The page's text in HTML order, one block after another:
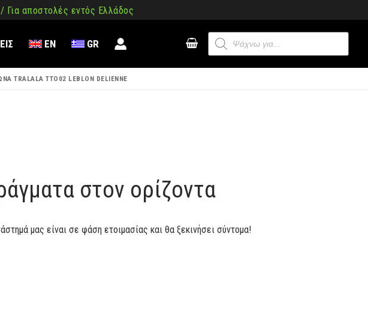
αποστολές εντός Ελλάδος
EN GR
Products
search
TRALALA TTO02 LEBLON DELIENNE
στον ορίζοντα
μας είναι σε φάση ετοιμασίας και θα ξεκινήσει σύντομα!